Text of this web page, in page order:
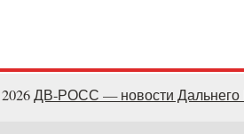
ДВ-РОСС — новости Дальнего